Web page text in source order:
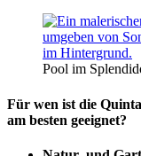
Pool im
Für wen ist die
am besten geeignet?